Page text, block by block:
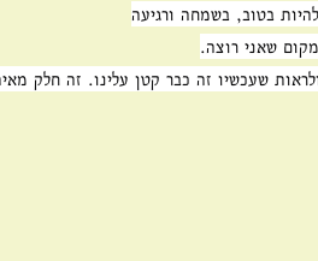
בטוב, בשמחה ורגיעה
שאני רוצה.
שעכשיו זה כבר קטן עלינו. זה חלק